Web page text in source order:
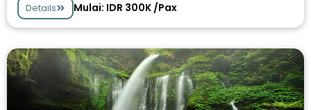
Details Mulai: IDR 300K /Pax